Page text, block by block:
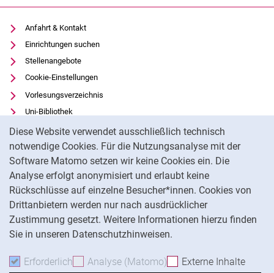
Diese Website verwendet ausschließlich technisch
notwendige Cookies. Für die Nutzungsanalyse mit der
Software Matomo setzen wir keine Cookies ein. Die
Analyse erfolgt anonymisiert und erlaubt keine
Rückschlüsse auf einzelne Besucher*innen. Cookies von
Drittanbietern werden nur nach ausdrücklicher
Zustimmung gesetzt. Weitere Informationen hierzu finden
Sie in unseren Datenschutzhinweisen.
Erforderlich Erforderliche Cookies akzeptieren
Analyse (Matomo) Analyse-Cookies
Externe Inhalte
Anfahrt & Kontakt
Einrichtungen suchen
Stellenangebote
Cookie-Einstellungen
Vorlesungsverzeichnis
Uni-Bibliothek
Moodle
Panopto
Datenschutz
Barrierefreiheit
Transparenter KI-Einsatz